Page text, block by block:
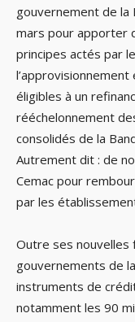
gouvernement de la
mars pour apporter
principes actés par
éligibles à un
rééchelonnement
consolidés de la
Autrement dit : de
Cemac pour
par les
Outre ses nouvelles
gouvernements de
instruments de
notamment les 90